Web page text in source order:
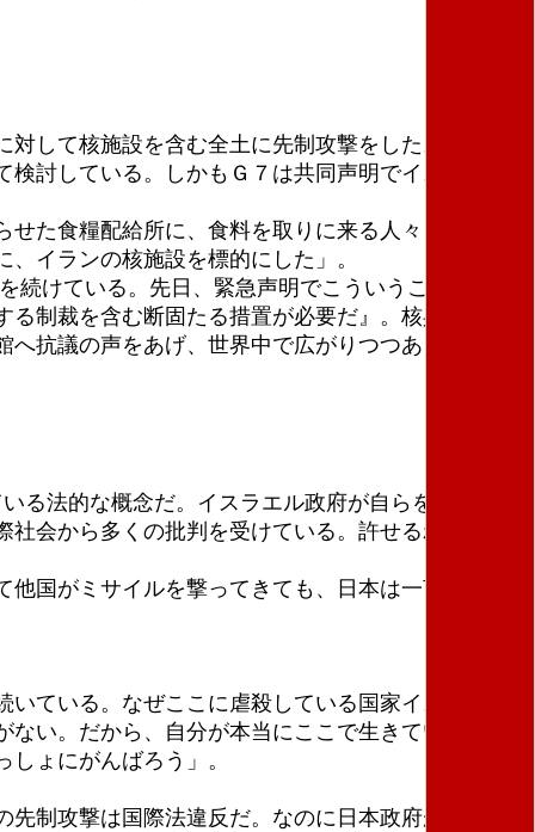
して核施設を含む全土に先制攻撃をした。露骨な
討している。しかもＧ７は共同声明でイスラエル
た食糧配給所に、食料を取りに来る人々を爆撃し
イランの核施設を標的にした」。
けている。先日、緊急声明でこういうことを書い
制裁を含む断固たる措置が必要だ』。核兵器は使
抗議の声をあげ、世界中で広がりつつあるイラン
法的な概念だ。イスラエル政府が自らを守る権利
会から多くの批判を受けている。許せるわけがな
国がミサイルを撃ってきても、日本は一言も文句
ている。なぜここに虐殺している国家イスラエル
い。だから、自分が本当にここで生きていくため
ょにがんばろう」。
制攻撃は国際法違反だ。なのに日本政府がこれを